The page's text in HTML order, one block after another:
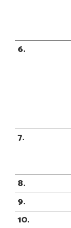
6
7
8
9
10